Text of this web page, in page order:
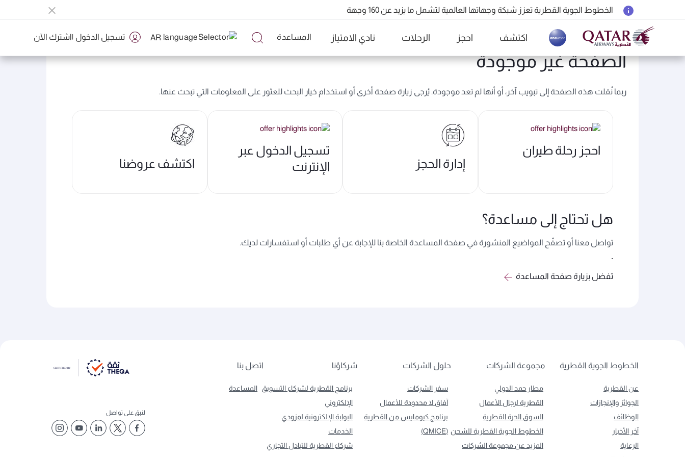
الخطوط الجوية القطرية تعزز شبكة وجهاتها العالمية لتشمل ما يزيد عن 160 وجهة
18 يونيو 2026: تحديثات خاصة باصطحاب الشواحن المحمولة أثناء السفر
6 أغسطس 2026: الخطوط الجوية القطرية تستأنف رحلاتها الجوية إلى البحرين (BAH) وإربيل (EBL) والكويت (KWI)
اكتشف
(active)
احجز الرحلات نادي الامتياز المساعدة AR تسجيل الدخول |اشترك الآن
الصفحة غير موجودة
ربما نُقلت هذه الصفحة إلى تبويب آخر، أو أنها لم تعد موجودة. يُرجى زيارة صفحة أخرى أو استخدام خيار البحث للعثور على المعلومات التي تبحث عنها.
احجز رحلة طيران
إدارة الحجز
تسجيل الدخول عبر
الإنترنت
اكتشف عروضنا
هل تحتاج إلى مساعدة؟
تواصل معنا أو تصفّح المواضيع المنشورة في صفحة المساعدة الخاصة بنا للإجابة عن أي طلبات أو استفسارات لديك.
تفضل بزيارة صفحة المساعدة
الخطوط الجوية القطرية مجموعة الشركات حلول الشركات شركاؤنا اتصل بنا
عن القطرية
الجوائز والإنجازات
الوظائف
آخر الأخبار
الرعاية
مطار حمد الدولي
القطرية لرجال الأعمال
السوق الحرة القطرية
الخطوط الجوية القطرية للشحن
المزيد عن مجموعة الشركات
سفر الشركات
آفاق لا محدودة للأعمال
برنامج كيومايس من القطرية
(QMICE)
برنامج القطرية لشركاء التسويق
الإلكتروني
البوابة الإلكترونية لمزودي
الخدمات
شركاء القطرية للتبادل التجاري
المساعدة
لنبق على تواصل